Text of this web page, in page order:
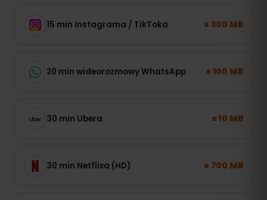
15 min Instagrama / TikToka ± 300 MB
20 min wideorozmowy WhatsApp ± 100 MB
30 min Ubera ± 10 MB
30 min Netflixa (HD) ± 700 MB